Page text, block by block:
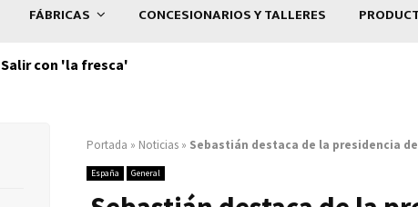
FÁBRICAS CONCESIONARIOS Y TALLERES
Salir con 'la fresca'
Portada » Noticias » Sebastián destaca de la presidencia
España General